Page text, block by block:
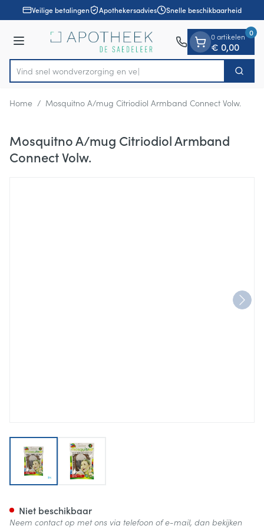
Ga naar de inhoud
1 van 1Veilige betalingen Apothekersadvies Snelle beschikbaarheid
Menu
Product, merk, categorie...
Vind snel wondverzorgin Zoek
0 artikelen
€ 0,00
0
Home / Mosquitno A/mug Citriodiol Armband Connect Volw.
Mosquitno A/mug Citriodiol Armband
Connect Volw.
View larger imageView larger image
Niet beschikbaar
Neem contact op met ons via telefoon of e-mail, dan bekijken